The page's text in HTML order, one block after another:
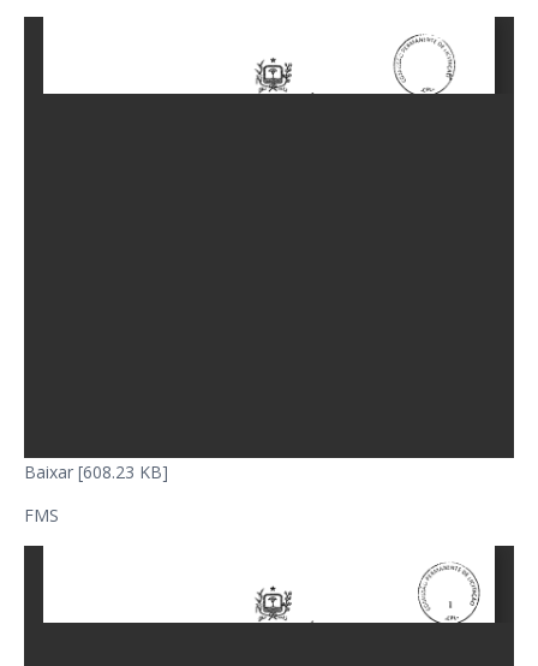
Baixar [608.23 KB]
FMS